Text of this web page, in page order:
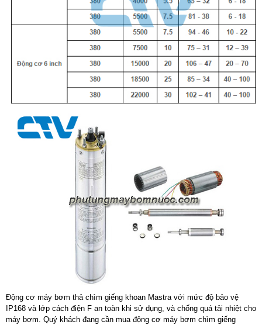
Động cơ máy bơm thả chìm giếng khoan Mastra với mức độ bảo vệ
IP168 và lớp cách điện F an toàn khi sử dụng, và chống quá tải nhiệt cho
máy bơm. Quý khách đang cần mua động cơ máy bơm chìm giếng